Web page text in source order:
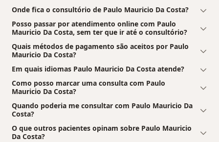
Onde fica o consultório de Paulo Mauricio Da Costa?
Posso passar por atendimento online com Paulo
Mauricio Da Costa, sem ter que ir até o consultório?
Quais métodos de pagamento são aceitos por Paulo
Mauricio Da Costa?
Em quais idiomas Paulo Mauricio Da Costa atende?
Como posso marcar uma consulta com Paulo
Mauricio Da Costa?
Quando poderia me consultar com Paulo Mauricio Da
Costa?
O que outros pacientes opinam sobre Paulo Mauricio
Da Costa?